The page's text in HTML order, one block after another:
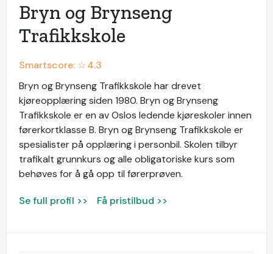
Bryn og Brynseng
Trafikkskole
Smartscore: ☆4.3
Bryn og Brynseng Trafikkskole har drevet
kjøreopplæring siden 1980. Bryn og Brynseng
Trafikkskole er en av Oslos ledende kjøreskoler innen
førerkortklasse B. Bryn og Brynseng Trafikkskole er
spesialister på opplæring i personbil. Skolen tilbyr
trafikalt grunnkurs og alle obligatoriske kurs som
behøves for å gå opp til førerprøven.
Se full profil >> Få pristilbud >>